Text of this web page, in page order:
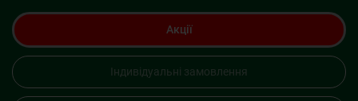
Акції
Індивідуальні замовлення